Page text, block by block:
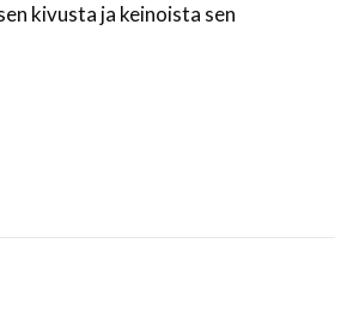
kivusta ja keinoista sen